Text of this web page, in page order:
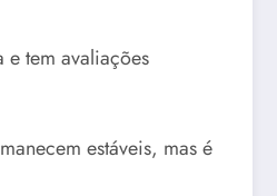
tem avaliações
estáveis, mas é